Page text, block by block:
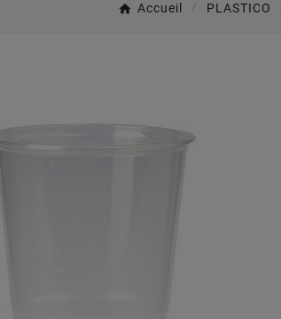
Accueil PLASTICO